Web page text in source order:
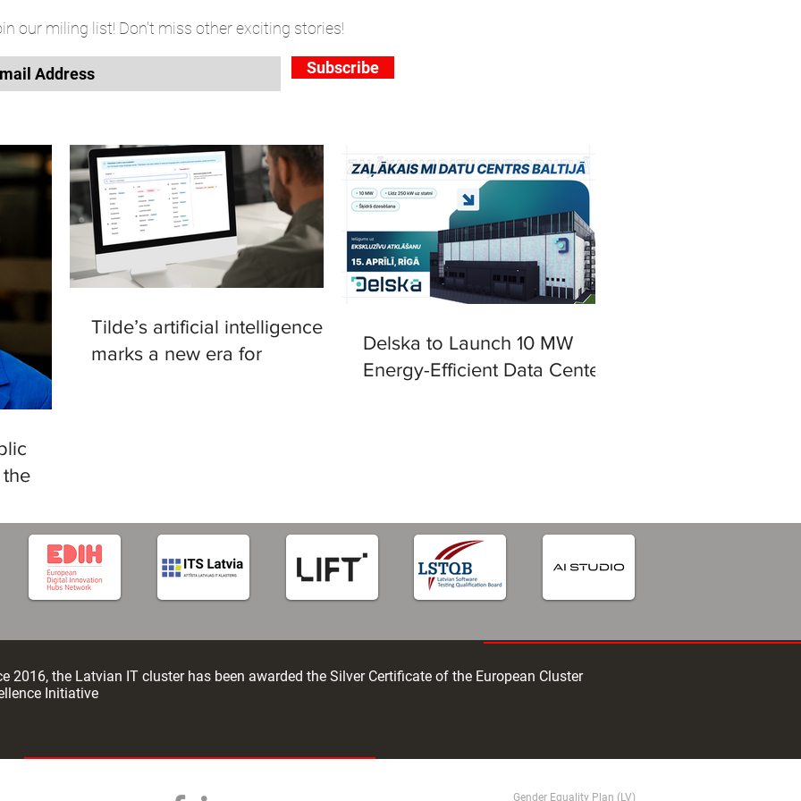
our miling list! Don't miss other exciting stories!
Subscribe
Tilde’s artificial intelligence
marks a new era for
Delska to Launch 10 MW
Energy-Efficient Data Center
2016, the Latvian IT cluster has been awarded the Silver Certificate of the European Cluster
Initiative
Gender Equality Plan (LV)